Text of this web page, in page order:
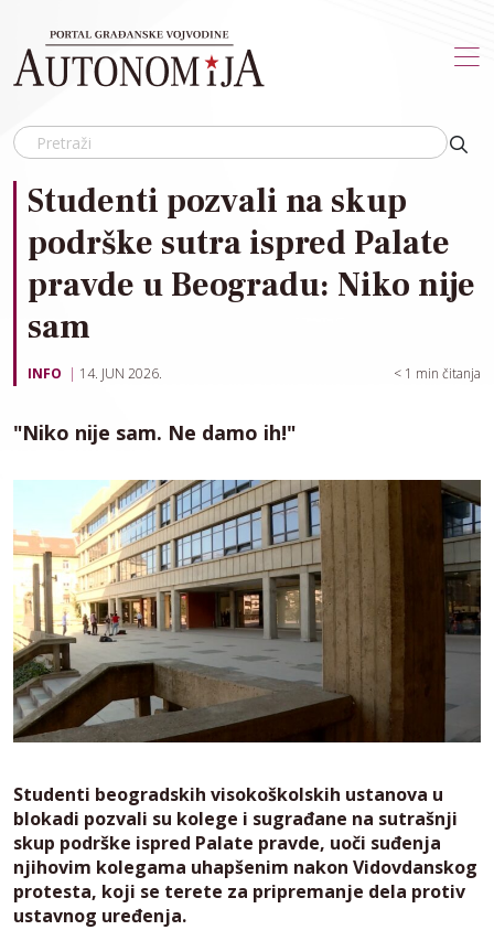
Studenti pozvali na skup
podrške sutra ispred Palate
pravde u Beogradu: Niko nije
sam
INFO 14. JUN 2026. < 1 min čitanja
"Niko nije sam. Ne damo ih!"
Studenti beogradskih visokoškolskih ustanova u
blokadi pozvali su kolege i sugrađane na sutrašnji
skup podrške ispred Palate pravde, uoči suđenja
njihovim kolegama uhapšenim nakon Vidovdanskog
protesta, koji se terete za pripremanje dela protiv
ustavnog uređenja.